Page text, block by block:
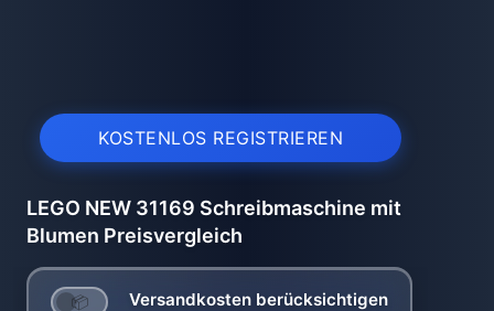
KOSTENLOS REGISTRIEREN
LEGO NEW 31169 Schreibmaschine mit
Blumen Preisvergleich
Versandkosten berücksichtigen